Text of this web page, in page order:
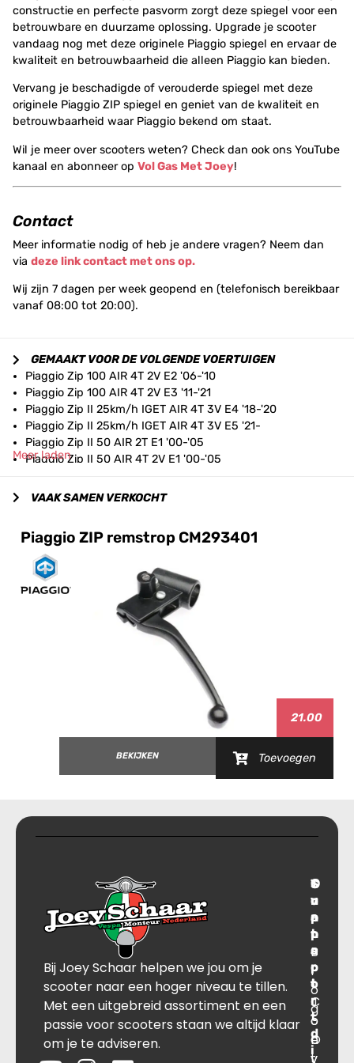
constructie en perfecte pasvorm zorgt deze spiegel voor een
betrouwbare en duurzame oplossing. Upgrade je scooter
vandaag nog met deze originele Piaggio spiegel en ervaar de
kwaliteit en betrouwbaarheid die alleen Piaggio kan bieden.
Vervang je beschadigde of verouderde spiegel met deze
originele Piaggio ZIP spiegel en geniet van de kwaliteit en
betrouwbaarheid waar Piaggio bekend om staat.
Wil je meer over scooters weten? Check dan ook ons YouTube
kanaal en abonneer op Vol Gas Met Joey!
Contact
Meer informatie nodig of heb je andere vragen? Neem dan
via deze link contact met ons op.
Wij zijn 7 dagen per week geopend en (telefonisch bereikbaar
vanaf 08:00 tot 20:00).
GEMAAKT VOOR DE VOLGENDE VOERTUIGEN
Piaggio Zip 100 AIR 4T 2V E2 '06-'10
Piaggio Zip 100 AIR 4T 2V E3 '11-'21
Piaggio Zip II 25km/h IGET AIR 4T 3V E4 '18-'20
Piaggio Zip II 25km/h IGET AIR 4T 3V E5 '21-
Piaggio Zip II 50 AIR 2T E1 '00-'05
Piaggio Zip II 50 AIR 4T 2V E1 '00-'05
Piaggio Zip II 50i IGET AIR 4T 3V E4 '18-'20
Meer laden
VAAK SAMEN VERKOCHT
Piaggio ZIP remstrop CM293401
21.00
BEKIJKEN Toevoegen
Bij Joey Schaar helpen we jou om je
scooter naar een hoger niveau te tillen.
Met een uitgebreid assortiment en een
passie voor scooters staan we altijd klaar
om je te adviseren.
T
r
a
n
s
p
o
r
t
d
i
O
v
e
r
B
l
o
g
O
v
S
u
p
p
o
r
t
C
o
n
t
C
o
n
t
a
c
t
J
o
e
y